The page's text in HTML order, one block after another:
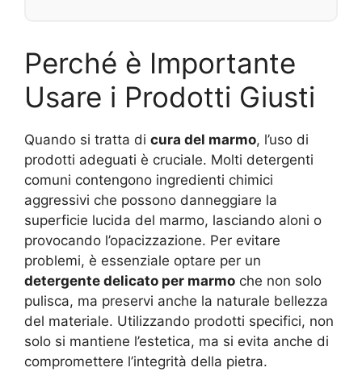
Perché è Importante
Usare i Prodotti Giusti
Quando si tratta di cura del marmo, l’uso di
prodotti adeguati è cruciale. Molti detergenti
comuni contengono ingredienti chimici
aggressivi che possono danneggiare la
superficie lucida del marmo, lasciando aloni o
provocando l’opacizzazione. Per evitare
problemi, è essenziale optare per un
detergente delicato per marmo che non solo
pulisca, ma preservi anche la naturale bellezza
del materiale. Utilizzando prodotti specifici, non
solo si mantiene l’estetica, ma si evita anche di
compromettere l’integrità della pietra.